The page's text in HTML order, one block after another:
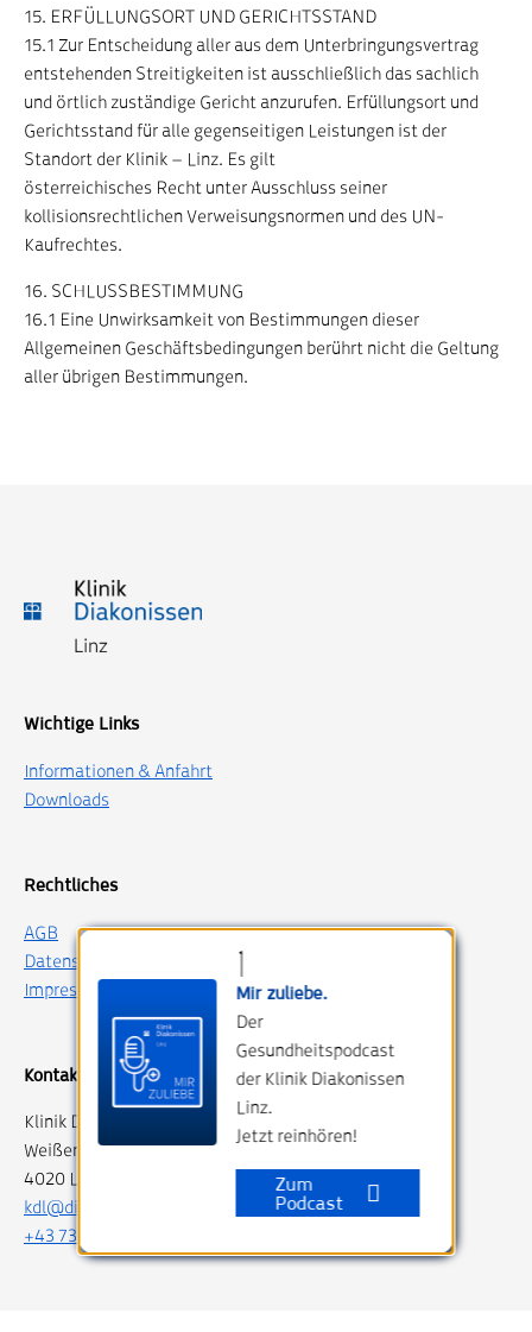
15. ERFÜLLUNGSORT UND GERICHTSSTAND
15.1 Zur Entscheidung aller aus dem Unterbringungsvertrag
entstehenden Streitigkeiten ist ausschließlich das sachlich
und örtlich zuständige Gericht anzurufen. Erfüllungsort und
Gerichtsstand für alle gegenseitigen Leistungen ist der
Standort der Klinik – Linz. Es gilt
österreichisches Recht unter Ausschluss seiner
kollisionsrechtlichen Verweisungsnormen und des UN-
Kaufrechtes.
16. SCHLUSSBESTIMMUNG
16.1 Eine Unwirksamkeit von Bestimmungen dieser
Allgemeinen Geschäftsbedingungen berührt nicht die Geltung
aller übrigen Bestimmungen.
Wichtige Links
Informationen & Anfahrt
Downloads
Rechtliches
AGB
Datenschutz
Impressum
Kontakt
Klinik Diakonissen Linz
Weißenwolffstraße 15
4020 Linz, Austria
kdl@diakonissen.at
+43 732 76 750
Mir zuliebe.
Der
Gesundheitspodcast
der Klinik Diakonissen
Linz.
Jetzt reinhören!
Zum
Podcast